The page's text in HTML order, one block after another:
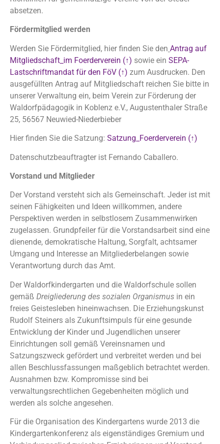
absetzen.
Fördermitglied werden
Werden Sie Fördermitglied, hier finden Sie den Antrag auf
Mitgliedschaft_im Foerderverein (↑) sowie ein SEPA-
Lastschriftmandat für den FöV (↑) zum Ausdrucken. Den
ausgefüllten Antrag auf Mitgliedschaft reichen Sie bitte in
unserer Verwaltung ein, beim Verein zur Förderung der
Waldorfpädagogik in Koblenz e.V., Augustenthaler Straße
25, 56567 Neuwied-Niederbieber
Hier finden Sie die Satzung: Satzung_Foerderverein (↑)
Datenschutzbeauftragter ist Fernando Caballero.
Vorstand und Mitglieder
Der Vorstand versteht sich als Gemeinschaft. Jeder ist mit
seinen Fähigkeiten und Ideen willkommen, andere
Perspektiven werden in selbstlosem Zusammenwirken
zugelassen. Grundpfeiler für die Vorstandsarbeit sind eine
dienende, demokratische Haltung, Sorgfalt, achtsamer
Umgang und Interesse an Mitgliederbelangen sowie
Verantwortung durch das Amt.
Der Waldorfkindergarten und die Waldorfschule sollen
gemäß Dreigliederung des sozialen Organismus in ein
freies Geistesleben hineinwachsen. Die Erziehungskunst
Rudolf Steiners als Zukunftsimpuls für eine gesunde
Entwicklung der Kinder und Jugendlichen unserer
Einrichtungen soll gemäß Vereinsnamen und
Satzungszweck gefördert und verbreitet werden und bei
allen Beschlussfassungen maßgeblich betrachtet werden.
Ausnahmen bzw. Kompromisse sind bei
verwaltungsrechtlichen Gegebenheiten möglich und
werden als solche angesehen.
Für die Organisation des Kindergartens wurde 2013 die
Kindergartenkonferenz als eigenständiges Gremium und